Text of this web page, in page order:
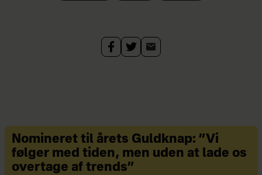
Nomineret til årets Guldknap: ”Vi
følger med tiden, men uden at lade os
overtage af trends”